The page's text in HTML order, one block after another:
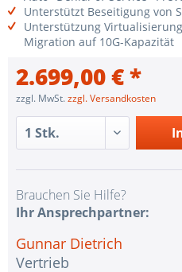
Unterstützt Beseitigung von
Unterstützung
Migration auf 10G-Kapazität
2.699,00 € *
zzgl. MwSt.zzgl. Versandkosten
Brauchen Sie Hilfe?
Ihr Ansprechpartner:
Gunnar Dietrich
Vertrieb